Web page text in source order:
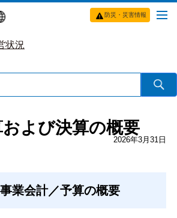
防災・災害情報
状況
よび決算の概要
2026年3月31日
業会計／予算の概要